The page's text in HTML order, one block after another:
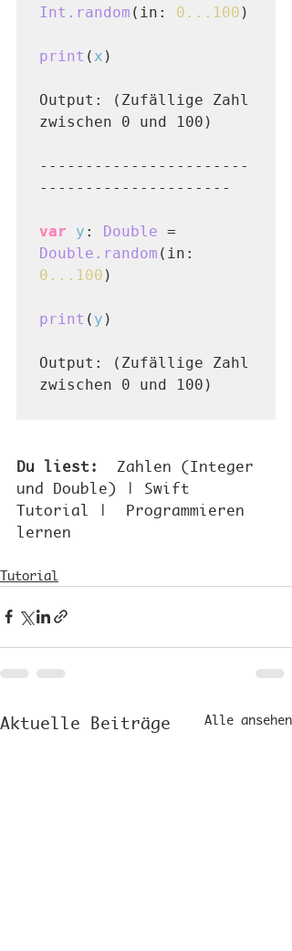
Int.random (in: 0...100 )
print ( x )
Output:
(Zufällige Zahl
zwischen 0 und 100)
-----------------------
---------------------
var y : Double
Double.random (in:
0...100 )
print ( y )
Output:
(Zufällige Zahl
zwischen 0 und 100)
Du liest:
Zahlen (Integer
und Double) | Swift
Tutorial |  Programmieren
lernen
Tutorial
Aktuelle Beiträge Alle ansehen